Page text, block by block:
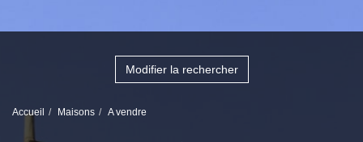
Modifier la rechercher
Accueil Maisons A vendre